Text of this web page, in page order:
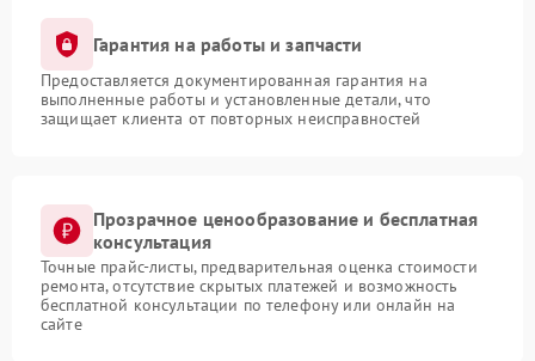
Гарантия на работы и запчасти
Предоставляется документированная гарантия на
выполненные работы и установленные детали, что
защищает клиента от повторных неисправностей
Прозрачное ценообразование и бесплатная
консультация
Точные прайс-листы, предварительная оценка стоимости
ремонта, отсутствие скрытых платежей и возможность
бесплатной консультации по телефону или онлайн на
сайте